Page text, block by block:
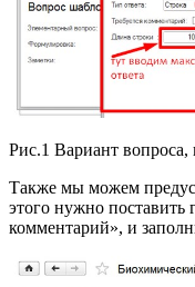
Рис.1 Вариант вопроса,
Также мы можем
этого нужно поставить
комментарий», и